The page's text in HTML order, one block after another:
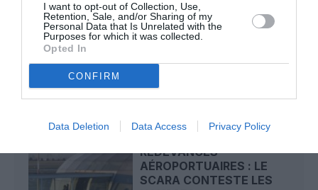
I want to opt-out of Collection, Use,
Retention, Sale, and/or Sharing of my
Personal Data that Is Unrelated with the
Purposes for which it was collected.
Opted In
CONFIRM
Data Deletion Data Access Privacy Policy
annulations de vols controle aérien DGAC grève
Paris réforme des retraites
LIRE AUSSI
REDEVANCES
AÉROPORTUAIRES : LE
SCARA CONTESTE LES